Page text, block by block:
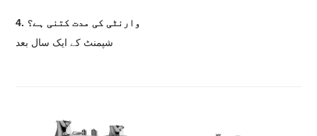
4. وارنٹی کی مدت کتنی ہے؟
شپمنٹ کے ایک سال بعد